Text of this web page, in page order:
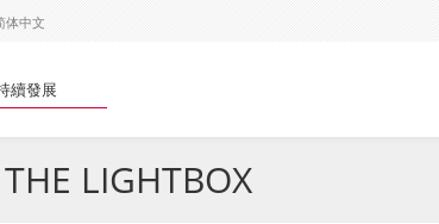
体中文
續發展
LIGHTBOX